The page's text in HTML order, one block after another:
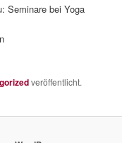
Seminare bei Yoga
veröffentlicht.